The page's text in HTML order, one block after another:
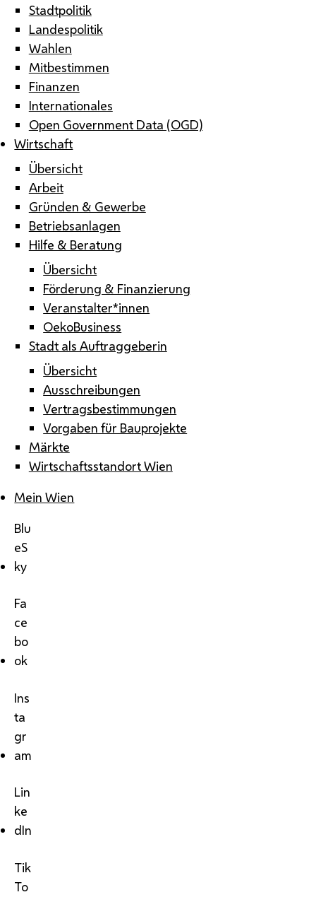
Stadtpolitik
Landespolitik
Wahlen
Mitbestimmen
Finanzen
Internationales
Open Government Data (OGD)
Wirtschaft
Übersicht
Arbeit
Gründen & Gewerbe
Betriebsanlagen
Hilfe & Beratung
Übersicht
Förderung & Finanzierung
Veranstalter*innen
OekoBusiness
Stadt als Auftraggeberin
Übersicht
Ausschreibungen
Vertragsbestimmungen
Vorgaben für Bauprojekte
Märkte
Wirtschaftsstandort Wien
Mein Wien
Blu
eS
ky
Fa
ce
bo
ok
Ins
ta
gr
am
Lin
ke
dIn
Tik
To